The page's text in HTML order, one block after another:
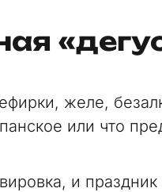
желе,
или что
и